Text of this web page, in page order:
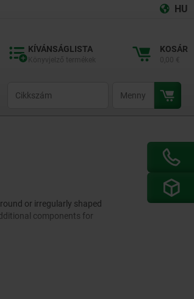
HU
KÍVÁNSÁGLISTA KOSÁR
or irregularly shaped
components for